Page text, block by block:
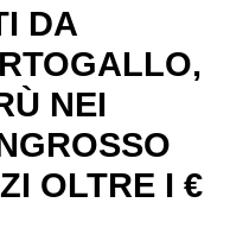
DA
NEI
OLTRE I €